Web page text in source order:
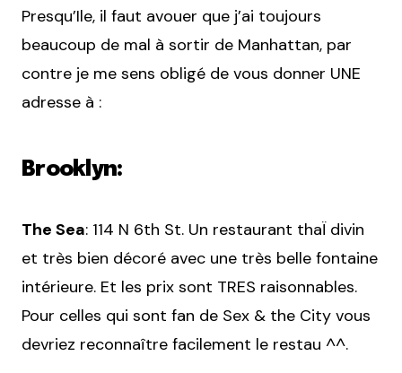
Presqu’Ile, il faut avouer que j’ai toujours
beaucoup de mal à sortir de Manhattan, par
contre je me sens obligé de vous donner UNE
adresse à :
Brooklyn:
The Sea: 114 N 6th St. Un restaurant thaÏ divin
et très bien décoré avec une très belle fontaine
intérieure. Et les prix sont TRES raisonnables.
Pour celles qui sont fan de Sex & the City vous
devriez reconnaître facilement le restau ^^.